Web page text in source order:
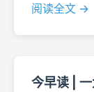
阅读全文 →
今早读 |